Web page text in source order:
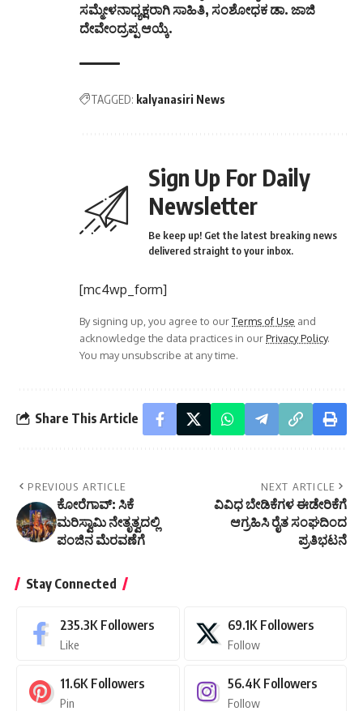
ಸಮ್ಮೇಳನಾಧ್ಯಕ್ಷರಾಗಿ ಸಾಹಿತಿ, ಸಂಶೋಧಕ ಡಾ. ಜಾಜಿ
ದೇವೇಂದ್ರಪ್ಪ ಆಯ್ಕೆ.
TAGGED: kalyanasiri News
Sign Up For Daily
Newsletter
Be keep up! Get the latest breaking news
delivered straight to your inbox.
[mc4wp_form]
By signing up, you agree to ourTerms of Use and
acknowledge the data practices in ourPrivacy Policy.
You may unsubscribe at any time.
Share This Article
PREVIOUS ARTICLE
ಕೋರೆಗಾವ್: ಸಿಕೆ
ಮರಿಸ್ವಾಮಿ ನೇತೃತ್ವದಲ್ಲಿ
ಪಂಜಿನ ಮೆರವಣೆಗೆ
NEXT ARTICLE
ವಿವಿಧ ಬೇಡಿಕೆಗಳ ಈಡೇರಿಕೆಗೆ
ಆಗ್ರಹಿಸಿ ರೈತ ಸಂಘದಿಂದ
ಪ್ರತಿಭಟನೆ
Stay Connected
235.3K Followers
Like
69.1K Followers
Follow
11.6K Followers
Pin
56.4K Followers
Follow